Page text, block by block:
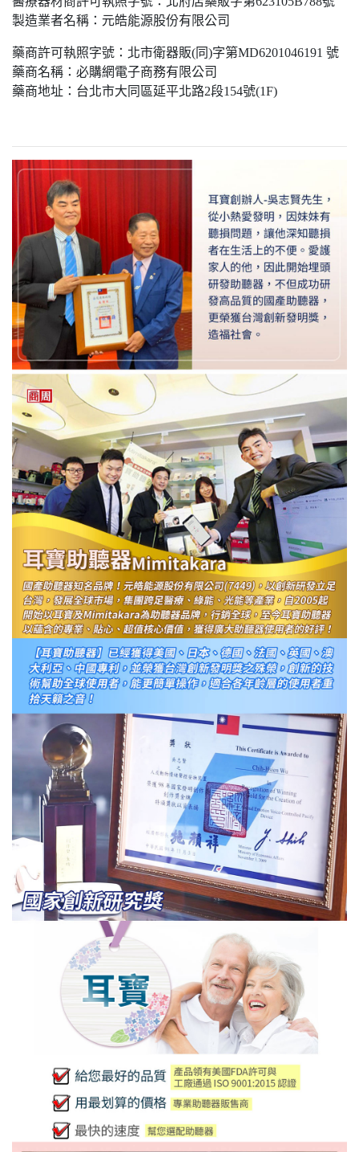
製造業者名稱：元皓能源股份有限公司
藥商許可執照字號：北市衛器販(同)字第MD6201046191 號
藥商名稱：必購網電子商務有限公司
藥商地址：台北市大同區延平北路2段154號(1F)